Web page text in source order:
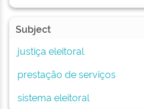
Subject
justiça eleitoral
prestação de serviços
sistema eleitoral